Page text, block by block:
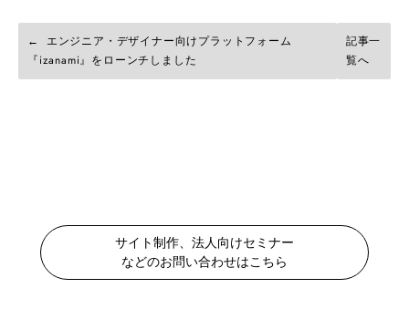
エンジニア・デザイナー向けプラットフォーム
『izanami』をローンチしました
記事一
覧へ
サイト制作、法人向けセミナー
などのお問い合わせはこちら